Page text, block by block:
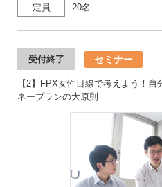
定員 20名
受付終了 セミナー
【2】FPX女性目線で考えよう！
ネープランの大原則